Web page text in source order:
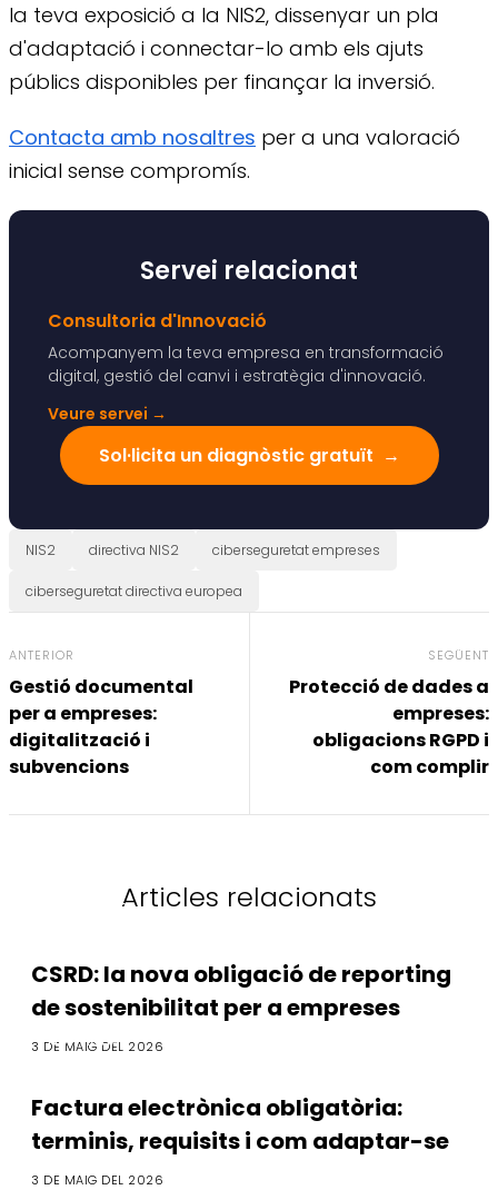
la teva exposició a la NIS2, dissenyar un pla
d'adaptació i connectar-lo amb els ajuts
públics disponibles per finançar la inversió.
Contacta amb nosaltres per a una valoració
inicial sense compromís.
Servei relacionat
Consultoria d'Innovació
Acompanyem la teva empresa en transformació
digital, gestió del canvi i estratègia d'innovació.
Veure servei →
Sol·licita un diagnòstic gratuït →
NIS2 directiva NIS2 ciberseguretat empreses
ciberseguretat directiva europea
ANTERIOR
Gestió documental
per a empreses:
digitalització i
subvencions
SEGÜENT
Protecció de dades a
empreses:
obligacions RGPD i
com complir
Articles relacionats
Normativa
CSRD: la nova obligació de reporting
de sostenibilitat per a empreses
3 DE MAIG DEL 2026
Normativa
Factura electrònica obligatòria:
terminis, requisits i com adaptar-se
3 DE MAIG DEL 2026